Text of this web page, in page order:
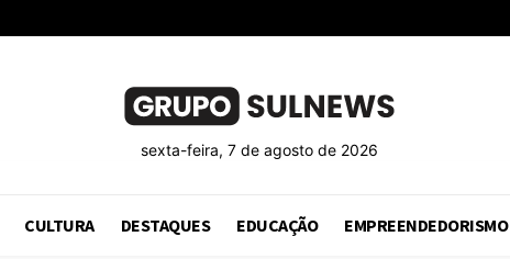
sexta-feira, 7 de agosto de 2026
CULTURA DESTAQUES EDUCAÇÃO EMPREENDEDORISMO